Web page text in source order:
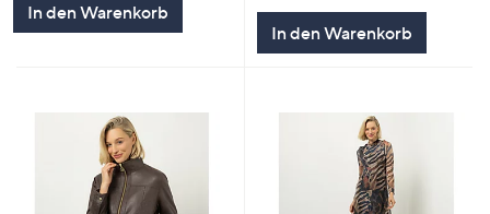
In den Warenkorb
In den Warenkorb